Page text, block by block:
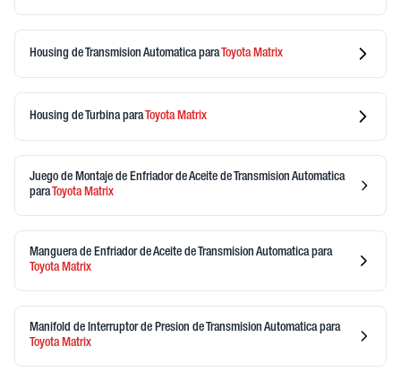
Housing de Transmision AutomaticaparaToyotaMatrix
Housing de TurbinaparaToyotaMatrix
Juego de Montaje de Enfriador de Aceite de Transmision Automatica
para ToyotaMatrix
Manguera de Enfriador de Aceite de Transmision Automatica para
ToyotaMatrix
Manifold de Interruptor de Presion de Transmision Automatica para
ToyotaMatrix